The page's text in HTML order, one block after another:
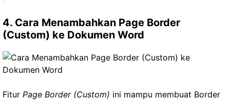
4. Cara Menambahkan Page Border
(Custom) ke Dokumen Word
Fitur Page Border (Custom) ini mampu membuat Border